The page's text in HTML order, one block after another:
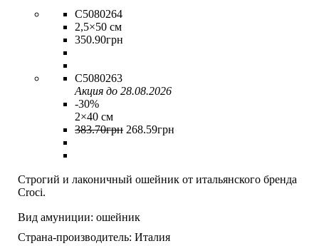
C5080264
2,5×50 см
350.90грн
C5080263
Акция до 28.08.2026
-30%
2×40 см
383.70грн 268.59грн
Строгий и лаконичный ошейник от итальянского бренда
Croci.
Вид амуниции: ошейник
Страна-производитель: Италия